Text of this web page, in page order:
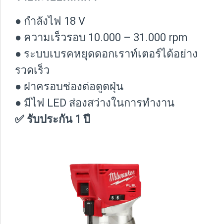
● กำลังไฟ 18 V
● ความเร็วรอบ 10.000 – 31.000 rpm
● ระบบเบรคหยุดดอกเราท์เตอร์ได้อย่าง
รวดเร็ว
● ฝาครอบช่องต่อดูดฝุ่น
● มีไฟ LED ส่องสว่างในการทำงาน
✅ รับประกัน 1 ปี